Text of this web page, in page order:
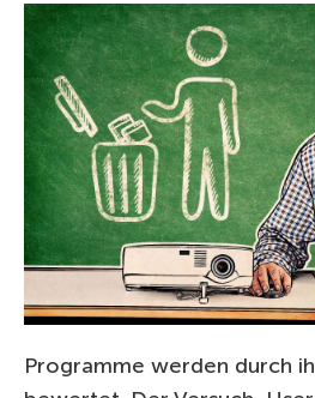
Programme werden durch